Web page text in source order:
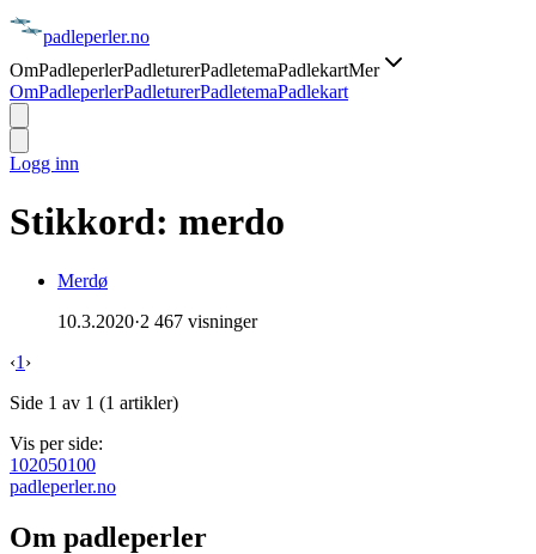
padleperler.no
OmPadleperlerPadleturerPadletemaPadlekartMer
OmPadleperlerPadleturerPadletemaPadlekart
Logg inn
Stikkord: merdo
Merdø
10.3.2020·2 467 visninger
‹1 ›
Side 1 av 1 (1 artikler)
Vis per side:
102050100
padleperler.no
Om padleperler